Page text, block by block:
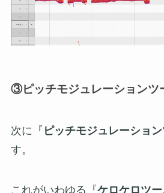
③ピッチモジュレーションツ
次に『 ピッチモジュレーショ
す。
これがいわゆる『ケロケロツ